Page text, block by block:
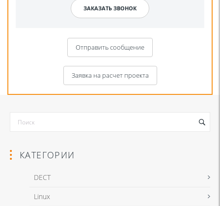
Отправить сообщение
Заявка на расчет проекта
КАТЕГОРИИ
DECT
Linux